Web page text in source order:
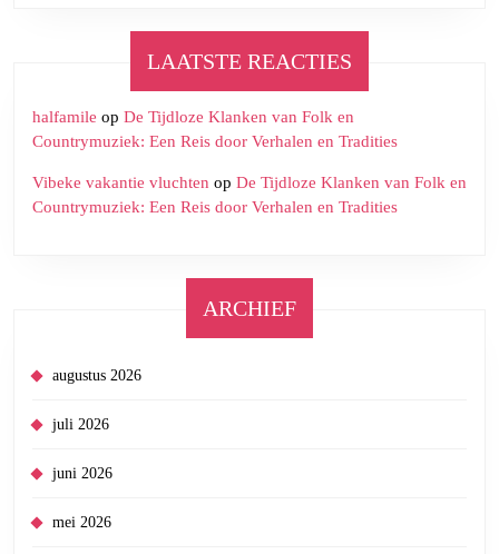
LAATSTE REACTIES
halfamile op De Tijdloze Klanken van Folk en
Countrymuziek: Een Reis door Verhalen en Tradities
Vibeke vakantie vluchten op De Tijdloze Klanken van Folk en
Countrymuziek: Een Reis door Verhalen en Tradities
ARCHIEF
augustus 2026
juli 2026
juni 2026
mei 2026